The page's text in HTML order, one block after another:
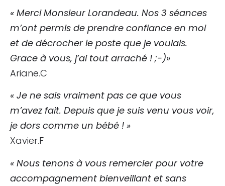
« Merci Monsieur Lorandeau. Nos 3 séances
m’ont permis de prendre confiance en moi
et de décrocher le poste que je voulais.
Grace à vous, j’ai tout arraché ! ;-)»
Ariane.C
« Je ne sais vraiment pas ce que vous
m’avez fait. Depuis que je suis venu vous voir,
je dors comme un bébé ! »
Xavier.F
« Nous tenons à vous remercier pour votre
accompagnement bienveillant et sans